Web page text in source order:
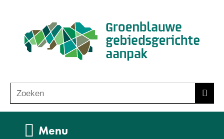
naar
de
inhoud
o
Zoeken
Menu